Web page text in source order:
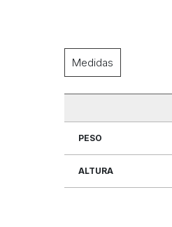
Medidas
PESO
ALTURA